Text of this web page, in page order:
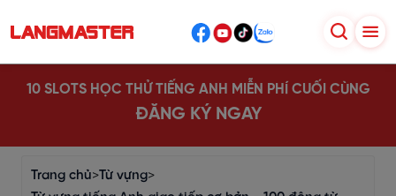
10 SLOTS HỌC THỬ TIẾNG ANH MIỄN PHÍ CUỐI CÙNG
ĐĂNG KÝ NGAY
Trang chủ>Từ vựng>